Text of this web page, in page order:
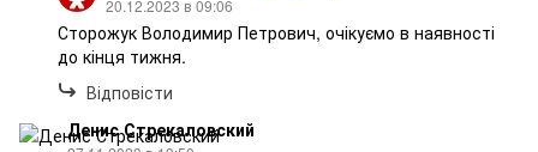
20.12.2023 в 09:06
Сторожук Володимир Петрович, очікуємо в наявності
до кінця тижня.
Відповісти
Денис Стрекаловский